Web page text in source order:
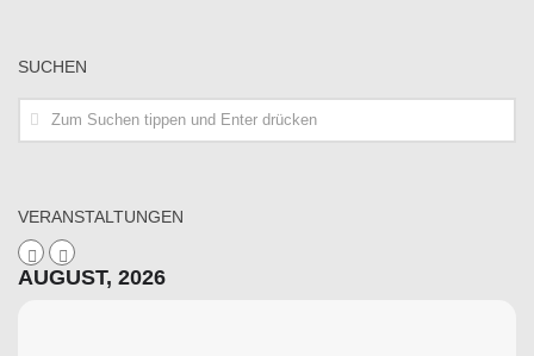
SUCHEN
VERANSTALTUNGEN
AUGUST, 2026